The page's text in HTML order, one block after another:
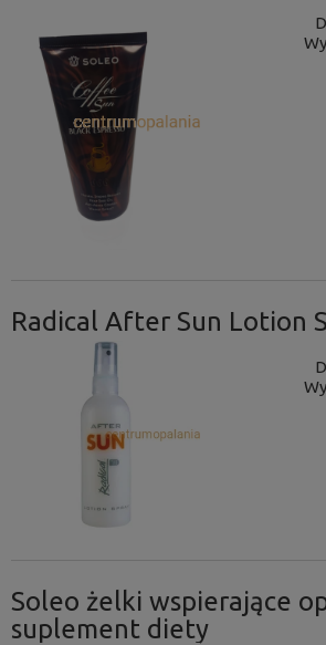
Radical After Sun Lotion
Soleo żelki wspierające
suplement diety